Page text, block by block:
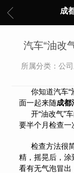
成
汽车“油改
所属分类：公
你知道汽车“
面一起来随成都
开“油改气”车
要半个月检查一
检查方法很简
精，摇晃后，涂
看有无气泡冒出